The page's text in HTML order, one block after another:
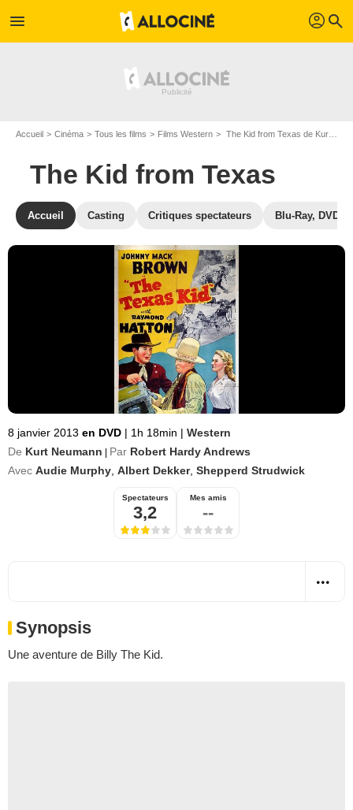
menu profil search
Accueil Cinéma Tous les films Films Western The Kid from Texas de Kurt Neumann
The Kid from Texas
Accueil Casting Critiques spectateurs Blu-Ray, DVD
8 janvier 2013 en DVD | 1h 18min | Western
De Kurt Neumann Par Robert Hardy Andrews
Avec Audie Murphy Albert Dekker, Shepperd Strudwick
Spectateurs
3,2
Mes amis
--
Synopsis
Une aventure de Billy The Kid.